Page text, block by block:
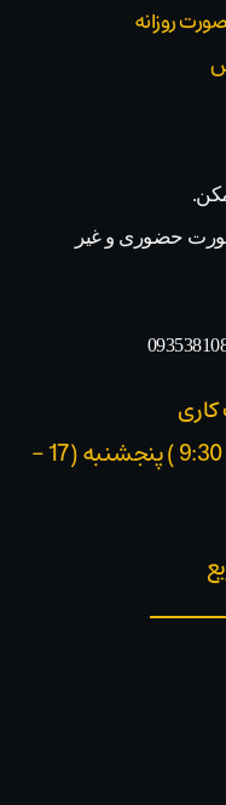
روزانه
حضوری و غیر
شنبه تا چهارشنبه از ساعت ( 19- 9:30 ) پنجشنبه (17 -